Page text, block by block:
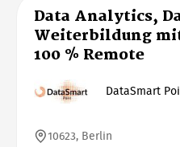
Data Analytics,
Weiterbildung
100 % Remote
DataSmart
10623, Berlin